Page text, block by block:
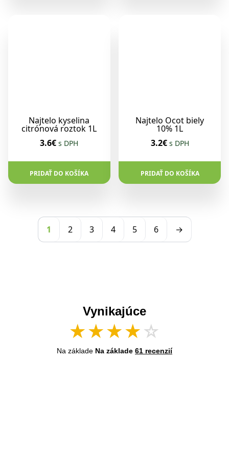
Najtelo kyselina
citrónová roztok 1L
3.6€ s DPH
PRIDAŤ DO KOŠÍKA
Najtelo Ocot biely
10% 1L
3.2€ s DPH
PRIDAŤ DO KOŠÍKA
1 2 3 4 5 6 →
Vynikajúce
★★★★☆
Na základe Na základe 61 recenzií